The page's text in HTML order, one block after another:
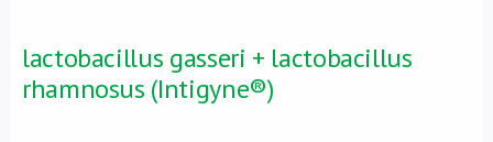
lactobacillus gasseri + lactobacillus
rhamnosus (Intigyne®)